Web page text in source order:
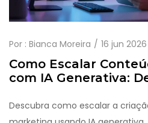
Por : Bianca Moreira 16 jun 2026
Como Escalar
com IA Generativa:
Descubra como escalar a